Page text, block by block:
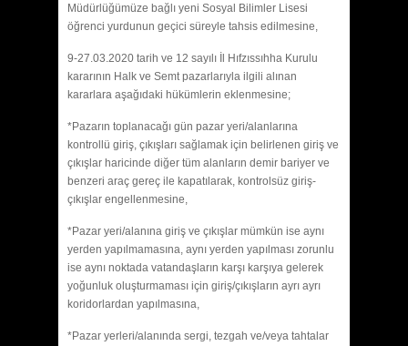
Müdürlüğümüze bağlı yeni Sosyal Bilimler Lisesi
öğrenci yurdunun geçici süreyle tahsis edilmesine,
9-27.03.2020 tarih ve 12 sayılı İl Hıfzıssıhha Kurulu
kararının Halk ve Semt pazarlarıyla ilgili alınan
kararlara aşağıdaki hükümlerin eklenmesine;
*Pazarın toplanacağı gün pazar yeri/alanlarına
kontrollü giriş, çıkışları sağlamak için belirlenen giriş ve
çıkışlar haricinde diğer tüm alanların demir bariyer ve
benzeri araç gereç ile kapatılarak, kontrolsüz giriş-
çıkışlar engellenmesine,
*Pazar yeri/alanına giriş ve çıkışlar mümkün ise aynı
yerden yapılmamasına, aynı yerden yapılması zorunlu
ise aynı noktada vatandaşların karşı karşıya gelerek
yoğunluk oluşturmaması için giriş/çıkışların ayrı ayrı
koridorlardan yapılmasına,
*Pazar yerleri/alanında sergi, tezgah ve/veya tahtalar